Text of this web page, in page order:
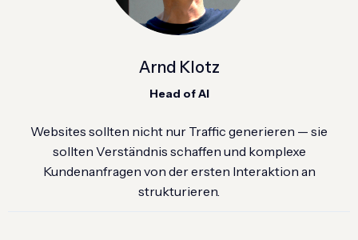
Arnd Klotz
Head of AI
Websites sollten nicht nur Traffic generieren — sie
sollten Verständnis schaffen und komplexe
Kundenanfragen von der ersten Interaktion an
strukturieren.